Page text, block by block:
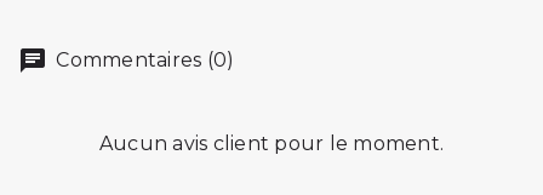
Commentaires (0)
Aucun avis client pour le moment.